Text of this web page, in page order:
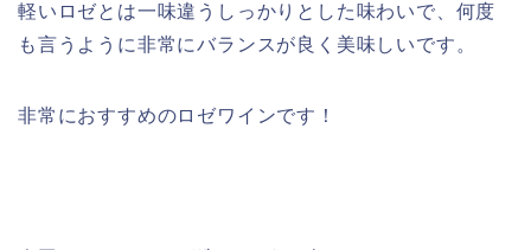
軽いロゼとは一味違うしっかりとした味わいで、何度
も言うように非常にバランスが良く美味しいです。
非常におすすめのロゼワインです！